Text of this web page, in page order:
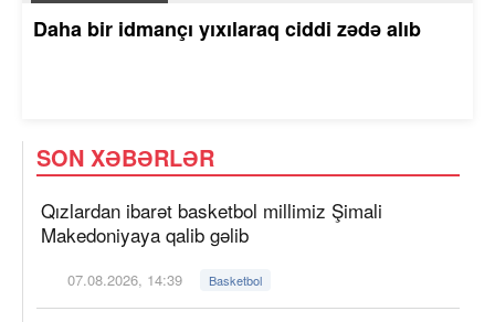
Daha bir idmançı yıxılaraq ciddi zədə alıb
SON XƏBƏRLƏR
Qızlardan ibarət basketbol millimiz Şimali
Makedoniyaya qalib gəlib
07.08.2026, 14:39 Basketbol